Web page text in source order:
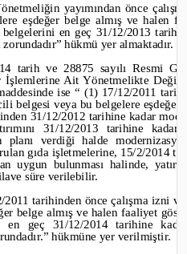
yayımından önce
eşdeğer belge almış vehalen
en geç 31/12/2013
hükmü yer almaktadır.
tarih ve28875 sayılı Resmi
İşlemlerine Ait Yönetmelikte
ise“ (1) 17/12/2011
belgesi veya bu belgelere
31/12/2012 tarihine kadar
31/12/2013 tarihine
planı verdiği halde
gıda işletmelerine, 15/2/2014
uygun bulunması halinde,
süre verilebilir.
2011 tarihinden önce çalışma izni
belge almışve halen faaliyet
en geç 31/12/2014 tarihine
hükmüne yer verilmiştir.